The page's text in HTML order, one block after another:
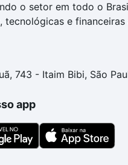
o setor em todo o
tecnológicas e
743 - Itaim Bibi, São
app